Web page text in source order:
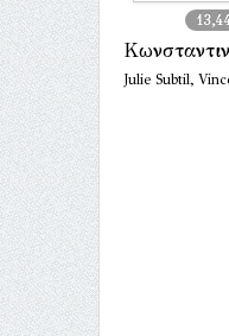
Julie Subtil,